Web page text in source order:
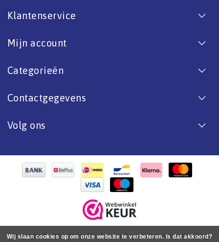
Klantenservice
Mijn account
Categorieën
Contactgegevens
Volg ons
Copyright © 2026 - De online bootverf specialist. Van antifouling
Wij slaan cookies op om onze website te verbeteren. Is dat akkoord?